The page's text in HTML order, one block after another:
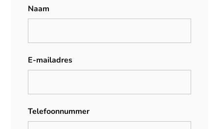
Naam
E-mailadres
Telefoonnummer